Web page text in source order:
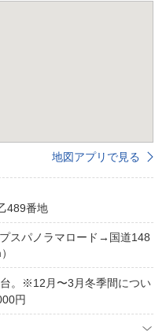
地図アプリで見る
489番地
スパノラマロード→国道148
。※12月〜3月冬季間につい
円